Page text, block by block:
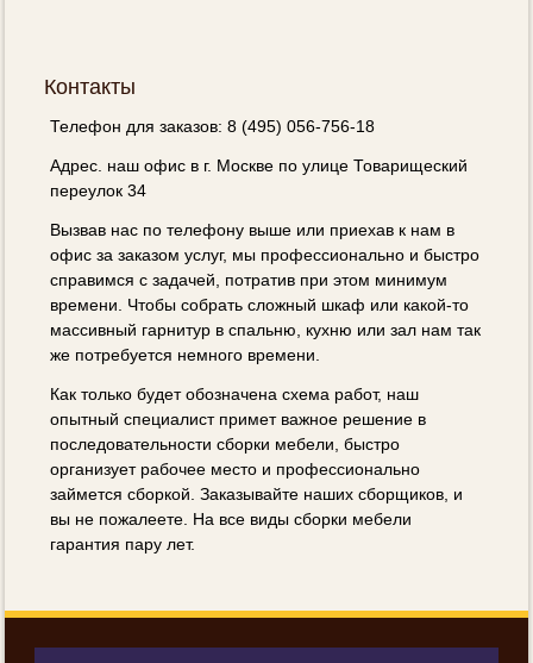
Контакты
Телефон для заказов: 8 (495) 056-756-18
Адрес. наш офис в г. Москве по улице Товарищеский
переулок 34
Вызвав нас по телефону выше или приехав к нам в
офис за заказом услуг, мы профессионально и быстро
справимся с задачей, потратив при этом минимум
времени. Чтобы собрать сложный шкаф или какой-то
массивный гарнитур в спальню, кухню или зал нам так
же потребуется немного времени.
Как только будет обозначена схема работ, наш
опытный специалист примет важное решение в
последовательности сборки мебели, быстро
организует рабочее место и профессионально
займется сборкой. Заказывайте наших сборщиков, и
вы не пожалеете. На все виды сборки мебели
гарантия пару лет.